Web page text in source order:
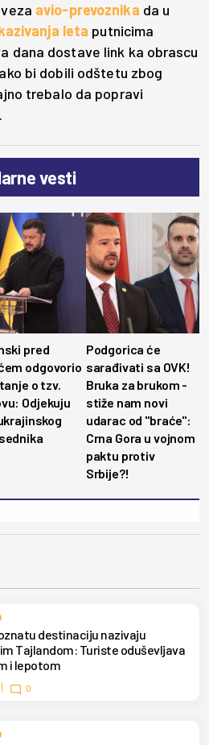
avio-prevoznika da u
leta putnicima
dana dostave link ka obrascu
bi dobili odštetu zbog
trebalo da popravi
vesti
pred
odgovorio
o tzv.
Odjekuju
Podgorica će
sarađivati sa OVK!
Bruka za brukom -
stiže nam novi
udarac od "braće":
Crna Gora u vojnom
paktu protiv
Srbije?!
destinaciju nazivaju
Tajlandom: Turiste oduševljava
i lepotom
0